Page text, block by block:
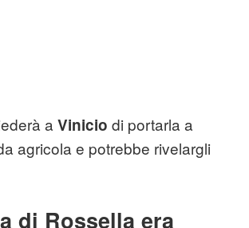
a Vinicio di portarla a
agricola e potrebbe rivelargli
di Rossella era